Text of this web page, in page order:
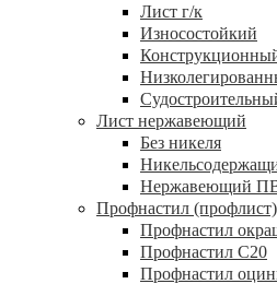
Лист г/к
Износостойкий
Лист нержавеющий
Без никеля
Нержавеющий
Профнастил (профлист)
Профнастил
Профнастил С20
Профнастил